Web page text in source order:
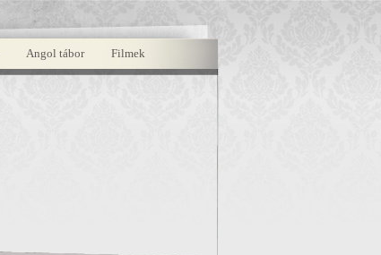
Angol tábor Filmek